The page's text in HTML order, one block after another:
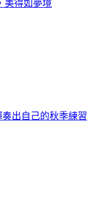
美得如夢境
奏出自己的秋季練習